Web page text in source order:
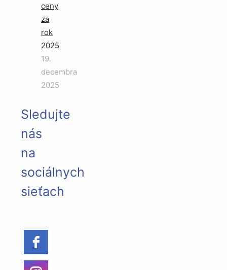
ceny
za
rok
2025
19.
decembra
2025
Sledujte
nás
na
sociálnych
sieťach